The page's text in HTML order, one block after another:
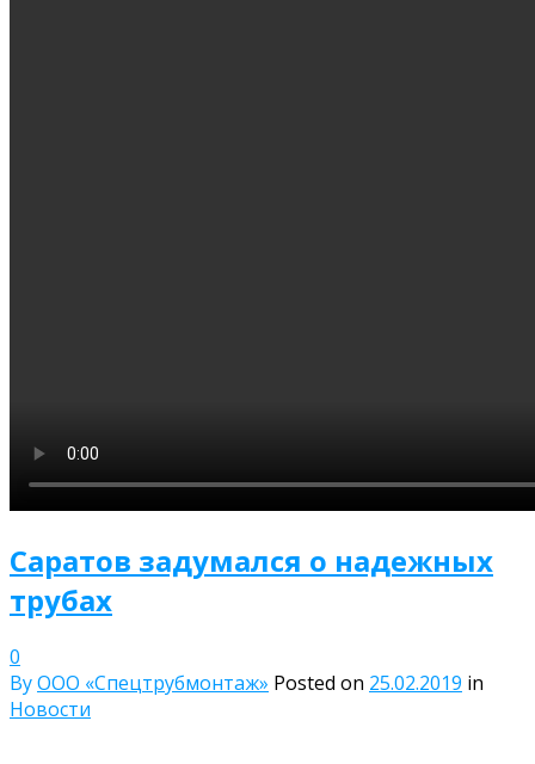
Саратов задумался о надежных
трубах
0
ByООО «Спецтрубмонтаж» Posted on 25.02.2019 in
Новости